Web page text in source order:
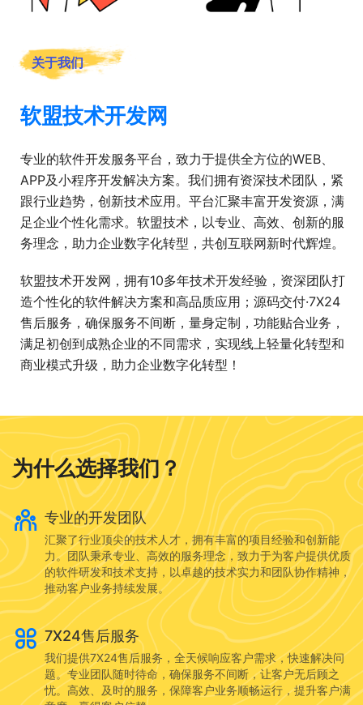
关于我们
软盟技术开发网
专业的软件开发服务平台，致力于提供全方位的WEB、
APP及小程序开发解决方案。我们拥有资深技术团队，紧
跟行业趋势，创新技术应用。平台汇聚丰富开发资源，满
足企业个性化需求。软盟技术，以专业、高效、创新的服
务理念，助力企业数字化转型，共创互联网新时代辉煌。
软盟技术开发网，拥有10多年技术开发经验，资深团队打
造个性化的软件解决方案和高品质应用；源码交付·7X24
售后服务，确保服务不间断，量身定制，功能贴合业务，
满足初创到成熟企业的不同需求，实现线上轻量化转型和
商业模式升级，助力企业数字化转型！
为什么选择我们？
专业的开发团队
汇聚了行业顶尖的技术人才，拥有丰富的项目经验和创新能
力。团队秉承专业、高效的服务理念，致力于为客户提供优质
的软件研发和技术支持，以卓越的技术实力和团队协作精神，
推动客户业务持续发展。
7X24售后服务
我们提供7X24售后服务，全天候响应客户需求，快速解决问
题。专业团队随时待命，确保服务不间断，让客户无后顾之
忧。高效、及时的服务，保障客户业务顺畅运行，提升客户满